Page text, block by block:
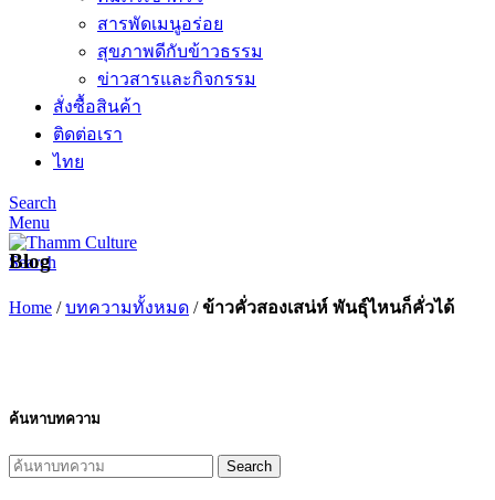
สารพัดเมนูอร่อย
สุขภาพดีกับข้าวธรรม
ข่าวสารและกิจกรรม
สั่งซื้อสินค้า
ติดต่อเรา
ไทย
Search
Menu
Search
Blog
Home /บทความทั้งหมด /ข้าวคั่วสองเสน่ห์ พันธุ์ไหนก็คั่วได้
ค้นหาบทความ
Search